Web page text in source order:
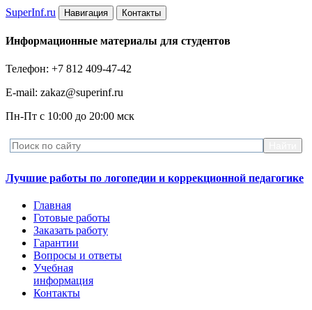
SuperInf.ru Навигация Контакты
Информационные материалы для студентов
Телефон: +7 812 409-47-42
E-mail: zakaz@superinf.ru
Пн-Пт с 10:00 до 20:00 мск
Лучшие работы по логопедии и коррекционной педагогике
Главная
Готовые работы
Заказать работу
Гарантии
Вопросы и ответы
Учебная
информация
Контакты